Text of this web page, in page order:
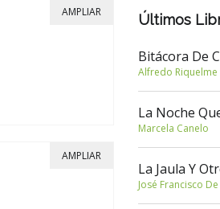
AMPLIAR
AMPLIAR
Últimos
Bitácora De
Alfredo Riquelme
La Noche
Marcela Canelo
La Jaula Y
José Francisco